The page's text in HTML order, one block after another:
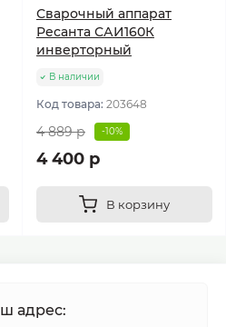
Сварочный аппарат
Ресанта САИ160К
инверторный
В наличии
Код товара: 203648
4 889 р -10%
4 400 р
В корзину
адрес: